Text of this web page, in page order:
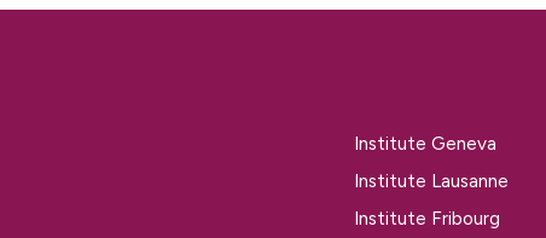
Institute Geneva
Institute Lausanne
Institute Fribourg